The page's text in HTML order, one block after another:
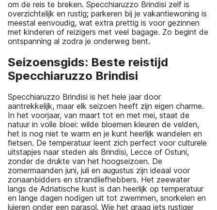
om de reis te breken. Specchiaruzzo Brindisi zelf is
overzichtelijk en rustig; parkeren bij je vakantiewoning is
meestal eenvoudig, wat extra prettig is voor gezinnen
met kinderen of reizigers met veel bagage. Zo begint de
ontspanning al zodra je onderweg bent.
Seizoensgids: Beste reistijd
Specchiaruzzo Brindisi
Specchiaruzzo Brindisi is het hele jaar door
aantrekkelijk, maar elk seizoen heeft zijn eigen charme.
In het voorjaar, van maart tot en met mei, staat de
natuur in volle bloei: wilde bloemen kleuren de velden,
het is nog niet te warm en je kunt heerlijk wandelen en
fietsen. De temperatuur leent zich perfect voor culturele
uitstapjes naar steden als Brindisi, Lecce of Ostuni,
zonder de drukte van het hoogseizoen. De
zomermaanden juni, juli en augustus zijn ideaal voor
zonaanbidders en strandliefhebbers. Het zeewater
langs de Adriatische kust is dan heerlijk op temperatuur
en lange dagen nodigen uit tot zwemmen, snorkelen en
luieren onder een parasol. Wie het graag iets rustiger